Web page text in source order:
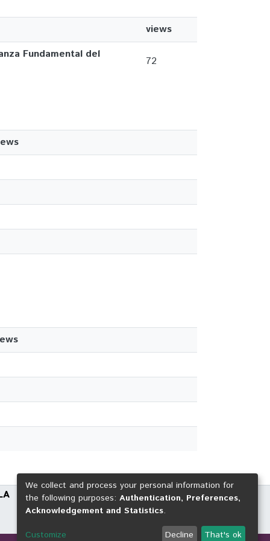
views
Fundamental del
72
We collect and process your personal information for
the following purposes: Authentication, Preferences,
Acknowledgement and Statistics.
Customize Decline That's ok